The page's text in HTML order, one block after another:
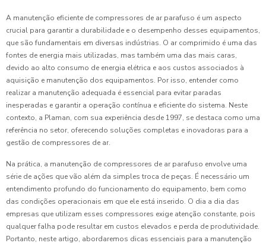
A manutenção eficiente de compressores de ar parafuso é um aspecto
crucial para garantir a durabilidade e o desempenho desses equipamentos,
que são fundamentais em diversas indústrias. O ar comprimido é uma das
fontes de energia mais utilizadas, mas também uma das mais caras,
devido ao alto consumo de energia elétrica e aos custos associados à
aquisição e manutenção dos equipamentos. Por isso, entender como
realizar a manutenção adequada é essencial para evitar paradas
inesperadas e garantir a operação contínua e eficiente do sistema. Neste
contexto, a Plaman, com sua experiência desde 1997, se destaca como uma
referência no setor, oferecendo soluções completas e inovadoras para a
gestão de compressores de ar.
Na prática, a manutenção de compressores de ar parafuso envolve uma
série de ações que vão além da simples troca de peças. É necessário um
entendimento profundo do funcionamento do equipamento, bem como
das condições operacionais em que ele está inserido. O dia a dia das
empresas que utilizam esses compressores exige atenção constante, pois
qualquer falha pode resultar em custos elevados e perda de produtividade.
Portanto, neste artigo, abordaremos dicas essenciais para a manutenção